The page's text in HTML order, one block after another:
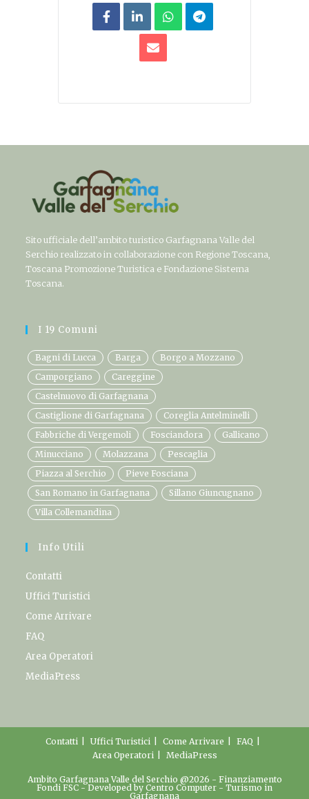
Sito ufficiale dell’ambito turistico Garfagnana Valle del
Serchio realizzato in collaborazione con Regione Toscana,
Toscana Promozione Turistica e Fondazione Sistema
Toscana.
I 19 Comuni
Bagni di Lucca Barga
Borgo a Mozzano
Camporgiano
Careggine
Castelnuovo di Garfagnana
Castiglione di Garfagnana
Coreglia Antelminelli
Fabbriche di Vergemoli
Fosciandora
Gallicano
Minucciano
Molazzana
Pescaglia
Piazza al Serchio
Pieve Fosciana
San Romano in Garfagnana
Sillano Giuncugnano
Villa Collemandina
Info Utili
Contatti
Uffici Turistici
Come Arrivare
FAQ
Area Operatori
MediaPress
Contatti Uffici Turistici Come Arrivare
FAQ
Area Operatori
MediaPress
Ambito Garfagnana Valle del Serchio @2026 - Finanziamento
Fondi FSC - Developed by Centro Computer - Turismo in
Garfagnana